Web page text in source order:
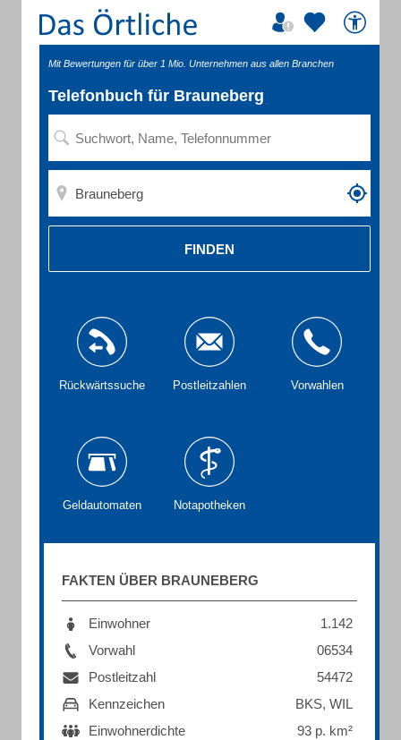
Mit Bewertungen für über 1 Mio. Unternehmen aus allen Branchen
Telefonbuch für Brauneberg
FINDEN
Rückwärtssuche Postleitzahlen Vorwahlen
Geldautomaten Notapotheken
FAKTEN ÜBER BRAUNEBERG
Einwohner
1.142
Vorwahl
06534
Postleitzahl
54472
Kennzeichen
BKS, WIL
Einwohnerdichte
93 p. km²